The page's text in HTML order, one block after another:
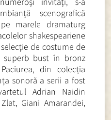
scenografică
marele dramaturg
shakespeariene
de costume de
bust în bronz
din colecția
sonoră a serii a fost
Adrian Naidin
Giani Amarandei,